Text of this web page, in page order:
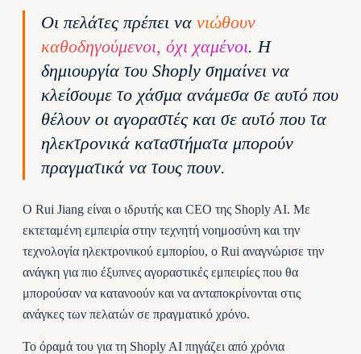
Οι πελάτες πρέπει να νιώθουν
καθοδηγούμενοι, όχι χαμένοι. Η
δημιουργία του Shoply σημαίνει να
κλείσουμε το χάσμα ανάμεσα σε αυτό που
θέλουν οι αγοραστές και σε αυτό που τα
ηλεκτρονικά καταστήματα μπορούν
πραγματικά να τους πουν.
Ο Rui Jiang είναι ο ιδρυτής και CEO της Shoply AI. Με
εκτεταμένη εμπειρία στην τεχνητή νοημοσύνη και την
τεχνολογία ηλεκτρονικού εμπορίου, ο Rui αναγνώρισε την
ανάγκη για πιο έξυπνες αγοραστικές εμπειρίες που θα
μπορούσαν να κατανοούν και να ανταποκρίνονται στις
ανάγκες των πελατών σε πραγματικό χρόνο.
Το όραμά του για τη Shoply AI πηγάζει από χρόνια